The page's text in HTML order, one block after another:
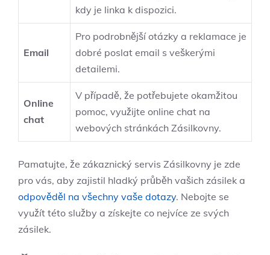
kdy je linka k dispozici.
Email
Pro podrobnější otázky a reklamace je
dobré poslat email s veškerými
detailemi.
Online
chat
V případě, že potřebujete okamžitou
pomoc, využijte online chat na
webových stránkách Zásilkovny.
Pamatujte, že zákaznický servis Zásilkovny je zde
pro vás, aby zajistil hladký průběh vašich zásilek a
odpověděl na všechny vaše dotazy. Nebojte se
využít této služby a získejte co nejvíce ze svých
zásilek.